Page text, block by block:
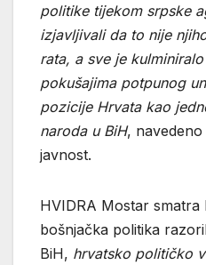
politike tijekom srpske
izjavljivali da to nije
rata, a sve je
pokušajima potpunog
pozicije Hrvata kao
naroda u BiH,
javnost.
HVIDRA Mostar
bošnjačka politika
BiH, hrvatsko političko